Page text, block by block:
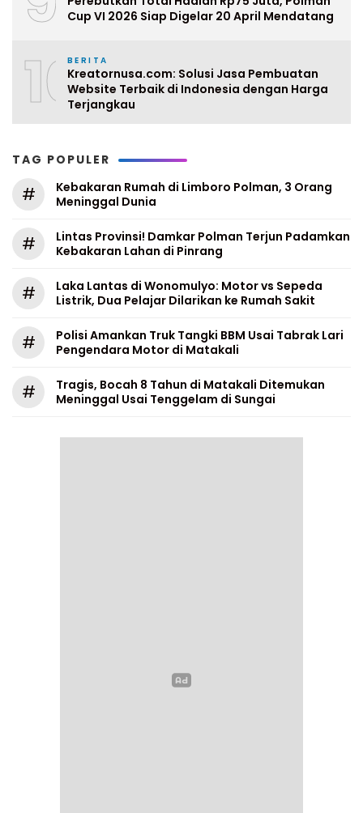
Cup VI 2026 Siap Digelar 20 April Mendatang
10BERITA
Kreatornusa.com: Solusi Jasa Pembuatan
Website Terbaik di Indonesia dengan Harga
Terjangkau
TAG POPULER
#
Kebakaran Rumah di Limboro Polman, 3 Orang
Meninggal Dunia
#
Lintas Provinsi! Damkar Polman Terjun Padamkan
Kebakaran Lahan di Pinrang
#
Laka Lantas di Wonomulyo: Motor vs Sepeda
Listrik, Dua Pelajar Dilarikan ke Rumah Sakit
#
Polisi Amankan Truk Tangki BBM Usai Tabrak Lari
Pengendara Motor di Matakali
#
Tragis, Bocah 8 Tahun di Matakali Ditemukan
Meninggal Usai Tenggelam di Sungai